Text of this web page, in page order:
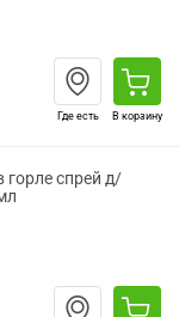
Где есть В корзину
горле спрей д/